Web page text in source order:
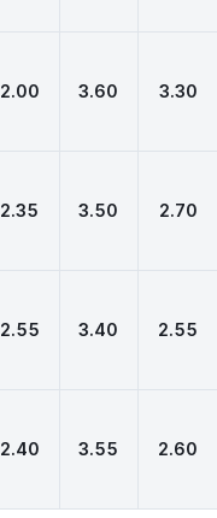
2.00 3.60 3.30
2.35 3.50 2.70
2.55 3.40 2.55
2.40 3.55 2.60